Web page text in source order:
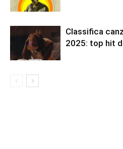
Classifica
2025: top hit